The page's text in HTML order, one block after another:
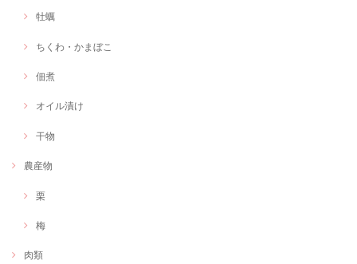
牡蠣
ちくわ・かまぼこ
佃煮
オイル漬け
干物
農産物
栗
梅
肉類